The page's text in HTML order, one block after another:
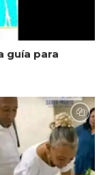
guía para